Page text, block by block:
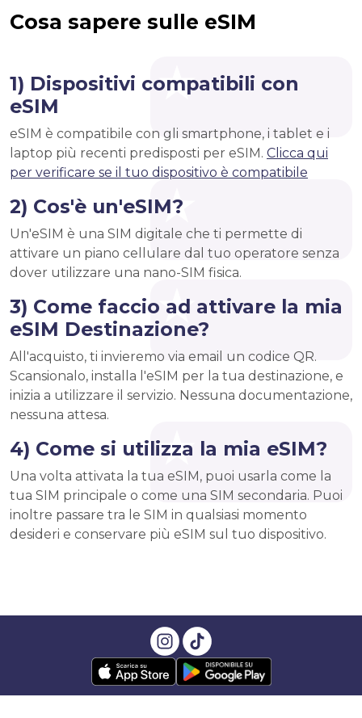
Cosa sapere sulle eSIM
1) Dispositivi compatibili con
eSIM
eSIM è compatibile con gli smartphone, i tablet e i
laptop più recenti predisposti per eSIM. Clicca qui
per verificare se il tuo dispositivo è compatibile
2) Cos'è un'eSIM?
Un'eSIM è una SIM digitale che ti permette di
attivare un piano cellulare dal tuo operatore senza
dover utilizzare una nano-SIM fisica.
3) Come faccio ad attivare la mia
eSIM Destinazione?
All'acquisto, ti invieremo via email un codice QR.
Scansionalo, installa l'eSIM per la tua destinazione, e
inizia a utilizzare il servizio. Nessuna documentazione,
nessuna attesa.
4) Come si utilizza la mia eSIM?
Una volta attivata la tua eSIM, puoi usarla come la
tua SIM principale o come una SIM secondaria. Puoi
inoltre passare tra le SIM in qualsiasi momento
desideri e conservare più eSIM sul tuo dispositivo.